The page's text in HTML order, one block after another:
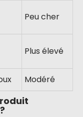
Peu cher
Plus élevé
Modéré